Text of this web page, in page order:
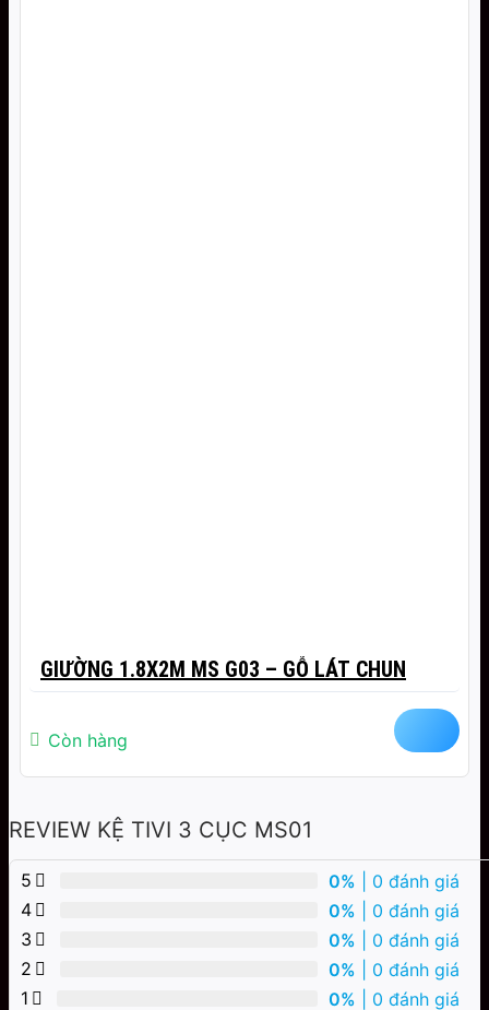
GIƯỜNG 1.8X2M MS G03 – GỖ LÁT CHUN
Còn hàng
REVIEW KỆ TIVI 3 CỤC MS01
5 0% | 0 đánh giá
4
0% | 0 đánh giá
3
0% | 0 đánh giá
2
0% | 0 đánh giá
1
0% | 0 đánh giá